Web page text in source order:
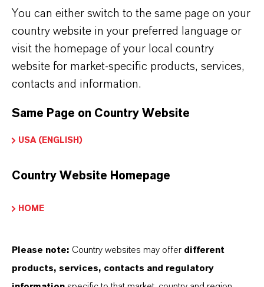
CORREO ELECTRÓNICO*
You can either switch to the same page on your
country website in your preferred language or
visit the homepage of your local country
website for market-specific products, services,
contacts and information.
Same Page on Country Website
USA (ENGLISH)
Country Website Homepage
HOME
Please note: Country websites may offer different
products, services, contacts and regulatory